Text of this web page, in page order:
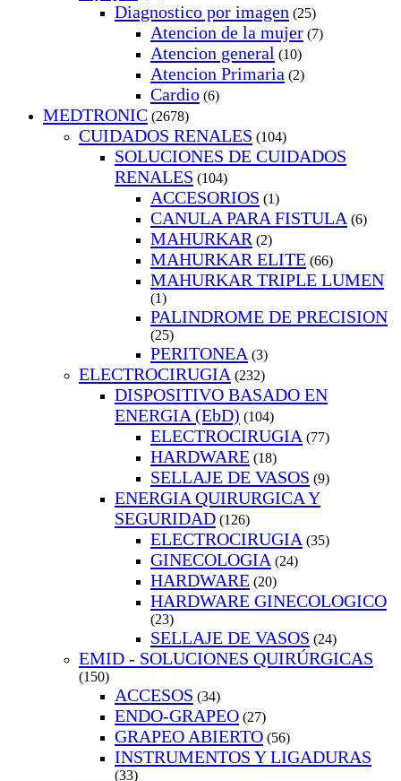
Diagnostico por imagen (25)
Atencion de la mujer (7)
Atencion general (10)
Atencion Primaria (2)
Cardio (6)
MEDTRONIC (2678)
CUIDADOS RENALES (104)
SOLUCIONES DE CUIDADOS
RENALES (104)
ACCESORIOS (1)
CANULA PARA FISTULA (6)
MAHURKAR (2)
MAHURKAR ELITE (66)
MAHURKAR TRIPLE LUMEN
(1)
PALINDROME DE PRECISION
(25)
PERITONEA (3)
ELECTROCIRUGIA (232)
DISPOSITIVO BASADO EN
ENERGIA (EbD) (104)
ELECTROCIRUGIA (77)
HARDWARE (18)
SELLAJE DE VASOS (9)
ENERGIA QUIRURGICA Y
SEGURIDAD (126)
ELECTROCIRUGIA (35)
GINECOLOGIA (24)
HARDWARE (20)
HARDWARE GINECOLOGICO
(23)
SELLAJE DE VASOS (24)
EMID - SOLUCIONES QUIRÚRGICAS
(150)
ACCESOS (34)
ENDO-GRAPEO (27)
GRAPEO ABIERTO (56)
INSTRUMENTOS Y LIGADURAS
(33)